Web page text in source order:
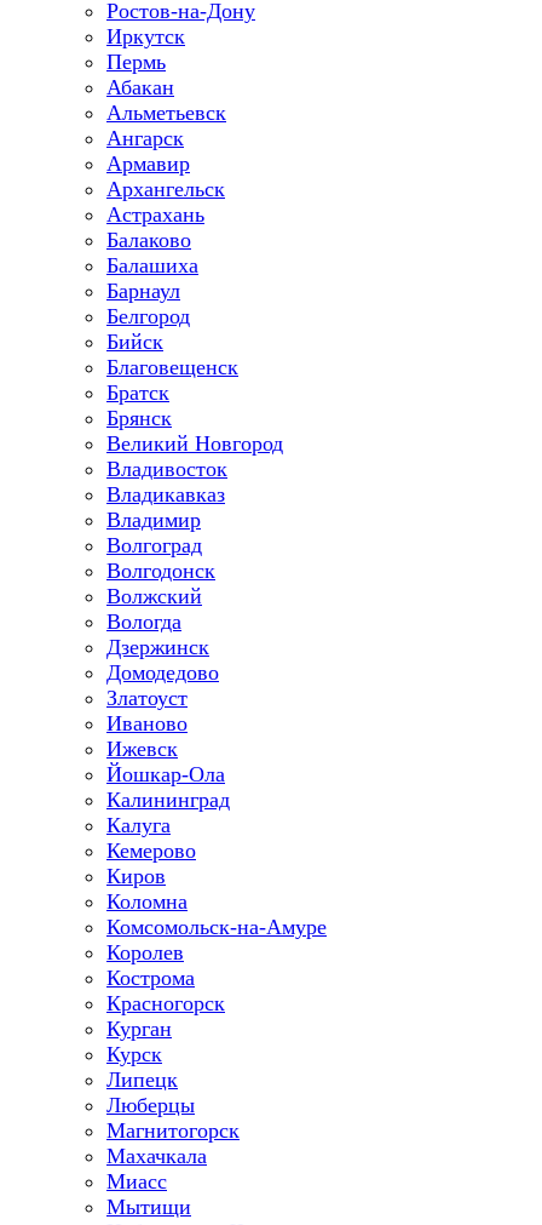
Ростов-на-Дону
Иркутск
Пермь
Абакан
Альметьевск
Ангарск
Армавир
Архангельск
Астрахань
Балаково
Балашиха
Барнаул
Белгород
Бийск
Благовещенск
Братск
Брянск
Великий Новгород
Владивосток
Владикавказ
Владимир
Волгоград
Волгодонск
Волжский
Вологда
Дзержинск
Домодедово
Златоуст
Иваново
Ижевск
Йошкар-Ола
Калининград
Калуга
Кемерово
Киров
Коломна
Комсомольск-на-Амуре
Королев
Кострома
Красногорск
Курган
Курск
Липецк
Люберцы
Магнитогорск
Махачкала
Миасс
Мытищи